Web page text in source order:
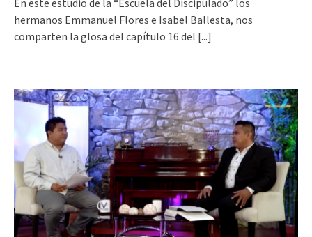
hermanos Emmanuel Flores e Isabel Ballesta, nos
comparten la glosa del capítulo 16 del [...]